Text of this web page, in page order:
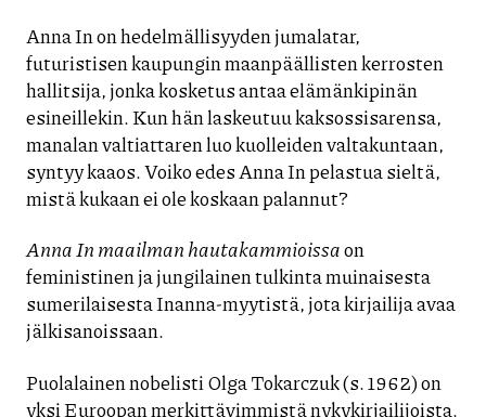
Anna In on hedelmällisyyden jumalatar,
futuristisen kaupungin maanpäällisten kerrosten
hallitsija, jonka kosketus antaa elämänkipinän
esineillekin. Kun hän laskeutuu kaksossisarensa,
manalan valtiattaren luo kuolleiden valtakuntaan,
syntyy kaaos. Voiko edes Anna In pelastua sieltä,
mistä kukaan ei ole koskaan palannut?
Anna In maailman hautakammioissaon
feministinen ja jungilainen tulkinta muinaisesta
sumerilaisesta Inanna-myytistä, jota kirjailija avaa
jälkisanoissaan.
Puolalainen nobelisti Olga Tokarczuk (s. 1962) on
yksi Euroopan merkittävimmistä nykykirjailijoista.